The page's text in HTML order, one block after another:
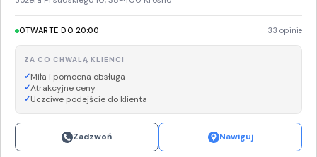
OTWARTE DO 20:00 33 opinie
ZA CO CHWALĄ KLIENCI
Miła i pomocna obsługa
Atrakcyjne ceny
Uczciwe podejście do klienta
Zadzwoń Nawiguj